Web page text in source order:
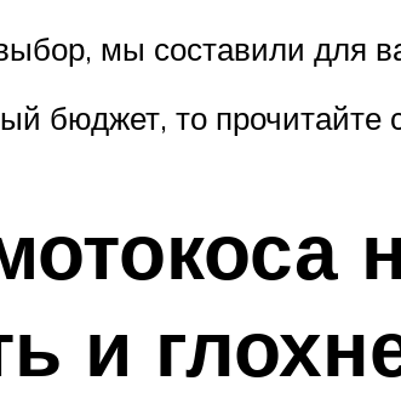
мы составили для
бюджет, то прочитайте
и